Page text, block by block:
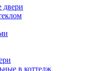
в коттедж